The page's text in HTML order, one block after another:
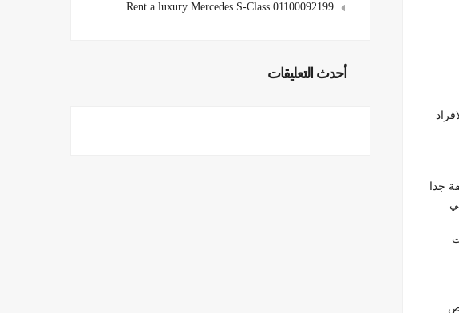
Rent a luxury Mercedes S-Class 01100092199
أحدث التعليقات